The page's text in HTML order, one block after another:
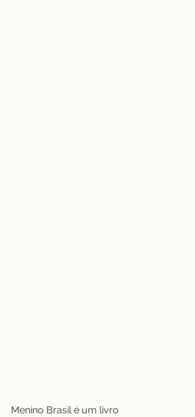
Menino Brasil é um livro